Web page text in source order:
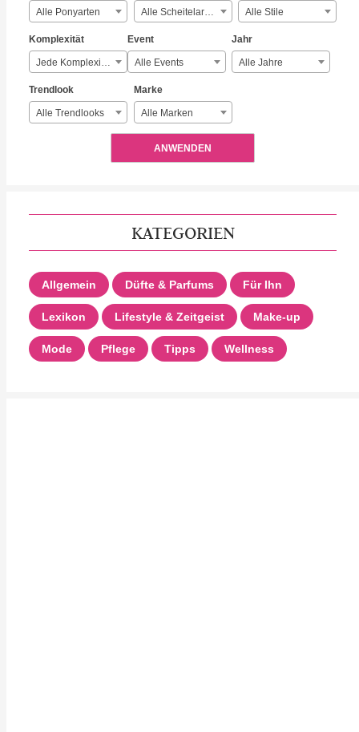
Alle Ponyarten Alle Scheitelarten Alle Stile
Komplexität
Jede Komplexität
Event
Alle Events
Jahr
Alle Jahre
Trendlook
Alle Trendlooks
Marke
Alle Marken
ANWENDEN
KATEGORIEN
Allgemein Düfte & Parfums Für Ihn
Lexikon Lifestyle & Zeitgeist Make-up
Mode Pflege Tipps Wellness